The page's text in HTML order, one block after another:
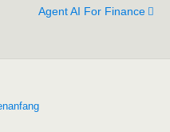
Agent AI For Finance